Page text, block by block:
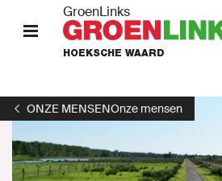
GroenLinks
HOEKSCHE WAARD
ONZE MENSENOnze mensen
HOME
KOM IN ACTIE